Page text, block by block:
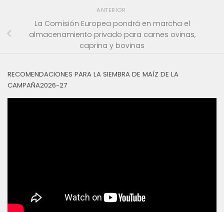
ANTERIOR
La Comisión Europea pondrá en marcha el
almacenamiento privado para carnes ovinas,
caprina y bovinas
RECOMENDACIONES PARA LA SIEMBRA DE MAÍZ DE LA
CAMPAÑA2026-27